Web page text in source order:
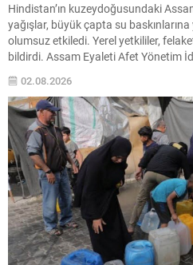
Hindistan’ın kuzeydoğusundaki
yağışlar, büyük çapta su
olumsuz etkiledi. Yerel yetkililer,
bildirdi. Assam Eyaleti Afet Yönetim
yapılan açıklamaya göre, sellere bağlı
Hasar gören bölgelerde kurtarma ve
02.08.2026